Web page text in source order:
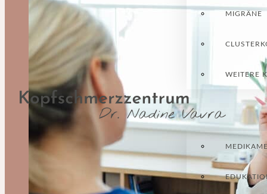
MIGRÄNE
WEITERE
BEHANDLUNGEN